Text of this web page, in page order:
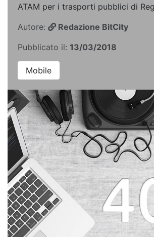
ATAM per i trasporti pubblici di
Autore:
Redazione BitCity
Pubblicato il: 13/03/2018
Mobile